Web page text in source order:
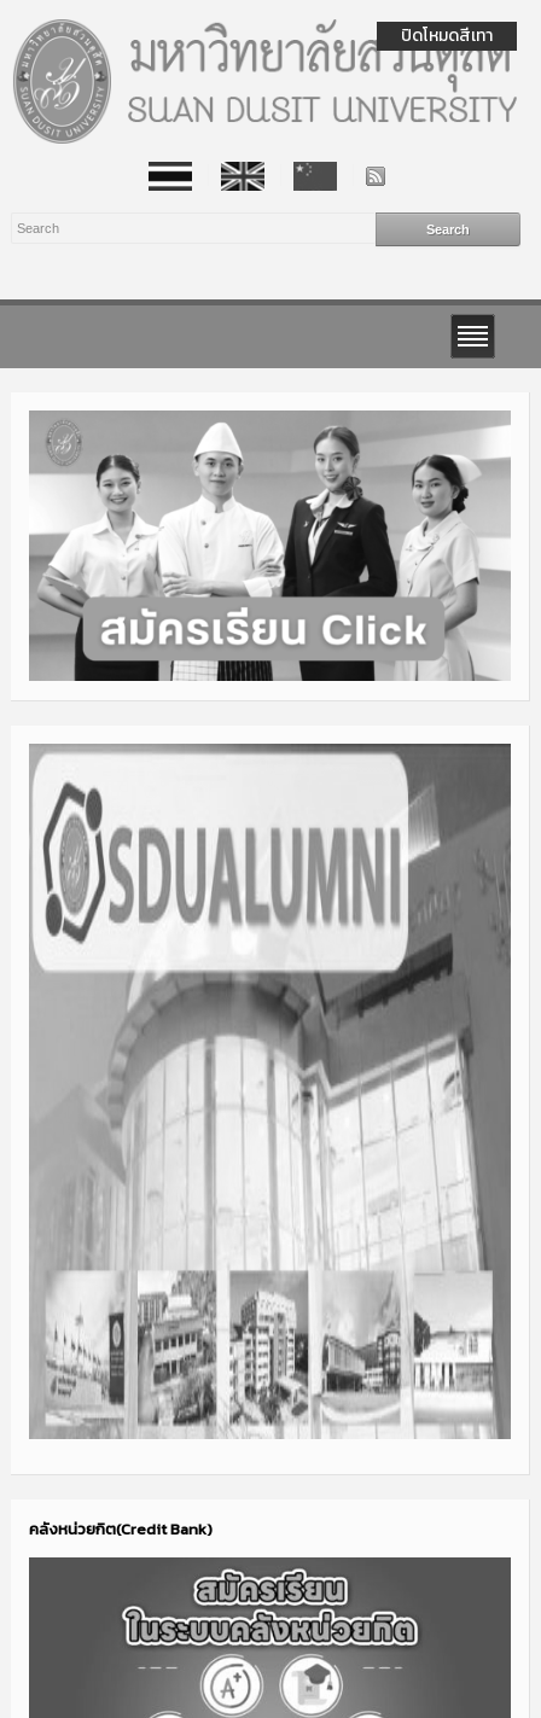
คลังหน่วยกิต(Credit Bank)
ปิดโหมดสีเทา